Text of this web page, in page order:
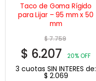
Taco de Goma Rígido
para Lijar – 95 mm x 50
mm
$7.759
$ 6.207 20% OFF
3 cuotas SIN INTERES de:
$ 2.069